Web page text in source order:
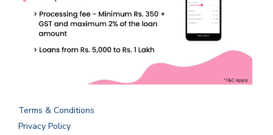
Terms & Conditions
Privacy Policy